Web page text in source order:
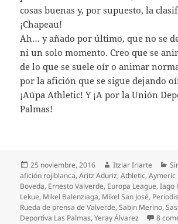
cosas buenas y, por supuesto, la
¡Chapeau!
Ah… y añado por último, que no se
ni un solo momento. Creo que se
de lo que se suele oír o animar
por la afición que se sigue dejando
¡Aúpa Athletic! Y ¡A por la Unión
Palmas!
Publicado
el
25 noviembre, 2016 Autor
Itziar Iriarte
afición rojiblanca,Aritz Aduriz,Athletic,Aymeric
Boveda, Ernesto Valverde, Europa League,Iago
Lekue, Mikel Balenziaga, Mikel San José,
Rueda de prensa de Valverde,Sabin Merino,
Deportiva Las Palmas,Yeray Álvarez 8